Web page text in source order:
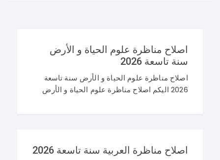
اصلاح مناظرة علوم الحياة و الأرض
سنة تاسعة 2026
اصلاح مناظرة علوم الحياة و الأرض سنة تاسعة
2026 اليكم اصلاح مناظرة علوم الحياة و الأرض
اصلاح مناظرة العربية سنة تاسعة 2026